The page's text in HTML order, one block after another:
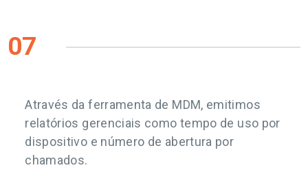
07
Através da ferramenta de MDM, emitimos
relatórios gerenciais como tempo de uso por
dispositivo e número de abertura por
chamados.